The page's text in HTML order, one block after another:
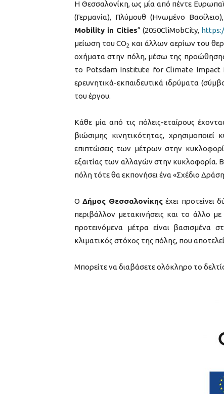
Η Θεσσαλονίκη, ως μία από πέντε
(Γερμανία), Πλύμουθ (Ηνωμένο
Mobility in Cities” (2050CliMobCity,
μείωση του CO2 και άλλων αερίων του
οχήματα στην πόλη, μέσω της προώθησης
το Potsdam Institute for Climate Impact
ερευνητικά-εκπαιδευτικά ιδρύματα
του έργου.
Κάθε μία από τις πόλεις-εταίρους
βιώσιμης κινητικότητας,
επιπτώσεις των μέτρων στην
εξαιτίας των αλλαγών στην κυκλοφορία.
πόλη τότε θα εκπονήσει ένα «Σχέδιο
ΟΔήμος Θεσσαλονίκηςέχει προτείνει
περιβάλλον μετακινήσεις και το άλλο
προτεινόμενα μέτρα είναι
κλιματικός στόχος της πόλης, που
Μπορείτε να διαβάσετε ολόκληρο το